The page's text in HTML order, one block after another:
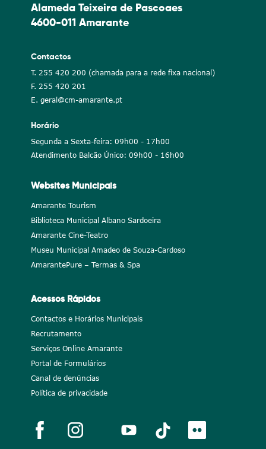
Alameda Teixeira de Pascoaes
4600-011 Amarante
Contactos
T. 255 420 200 (chamada para a rede fixa nacional)
F. 255 420 201
E. geral@cm-amarante.pt
Horário
Segunda a Sexta-feira: 09h00 - 17h00
Atendimento Balcão Único: 09h00 - 16h00
Websites Municipais
Amarante Tourism
Biblioteca Municipal Albano Sardoeira
Amarante Cine-Teatro
Museu Municipal Amadeo de Souza-Cardoso
AmarantePure – Termas & Spa
Acessos Rápidos
Contactos e Horários Municipais
Recrutamento
Serviços Online Amarante
Portal de Formulários
Canal de denúncias
Política de privacidade